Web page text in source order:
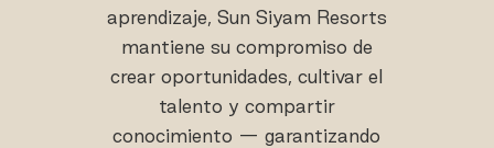
aprendizaje, Sun Siyam Resorts
mantiene su compromiso de
crear oportunidades, cultivar el
talento y compartir
conocimiento — garantizando